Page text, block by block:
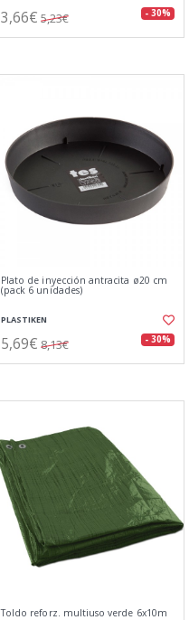
3,66€ 5,23€ - 30%
Plato de inyección antracita ø20 cm
(pack 6 unidades)
PLASTIKEN
5,69€ 8,13€ - 30%
Toldo reforz. multiuso verde 6x10m